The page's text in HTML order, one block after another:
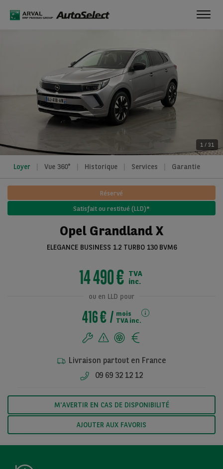
1 / 31
Loyer Vue 360° Historique Services Garantie
Réservé
Satisfait ou restitué (LLD)*
Opel Grandland X
ELEGANCE BUSINESS 1.2 TURBO 130 BVM6
14 490 € TVA
inc.
ou en LLD pour
416 €
mois
TVA inc.
Livraison partout en France
09 69 32 12 12
M'AVERTIR EN CAS DE DISPONIBILITÉ
AJOUTER AUX FAVORIS